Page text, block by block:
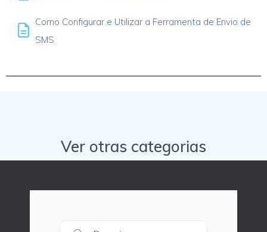
Como Configurar e Utilizar a Ferramenta de Envio de
SMS
Ver otras categorias